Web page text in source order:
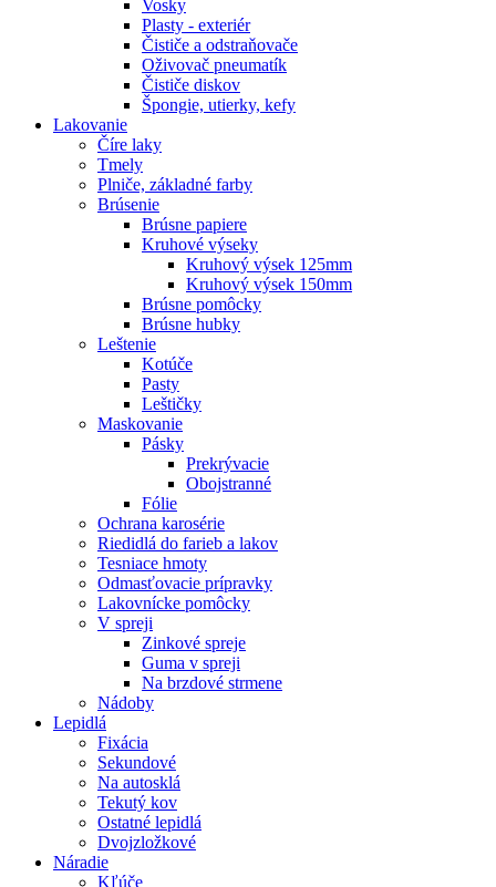
Vosky
Plasty - exteriér
Čističe a odstraňovače
Oživovač pneumatík
Čističe diskov
Špongie, utierky, kefy
Lakovanie
Číre laky
Tmely
Plniče, základné farby
Brúsenie
Brúsne papiere
Kruhové výseky
Kruhový výsek 125mm
Kruhový výsek 150mm
Brúsne pomôcky
Brúsne hubky
Leštenie
Kotúče
Pasty
Leštičky
Maskovanie
Pásky
Prekrývacie
Obojstranné
Fólie
Ochrana karosérie
Riedidlá do farieb a lakov
Tesniace hmoty
Odmasťovacie prípravky
Lakovnícke pomôcky
V spreji
Zinkové spreje
Guma v spreji
Na brzdové strmene
Nádoby
Lepidlá
Fixácia
Sekundové
Na autosklá
Tekutý kov
Ostatné lepidlá
Dvojzložkové
Náradie
Kľúče